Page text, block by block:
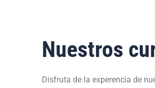
Nuestros
Disfruta de la experencia de